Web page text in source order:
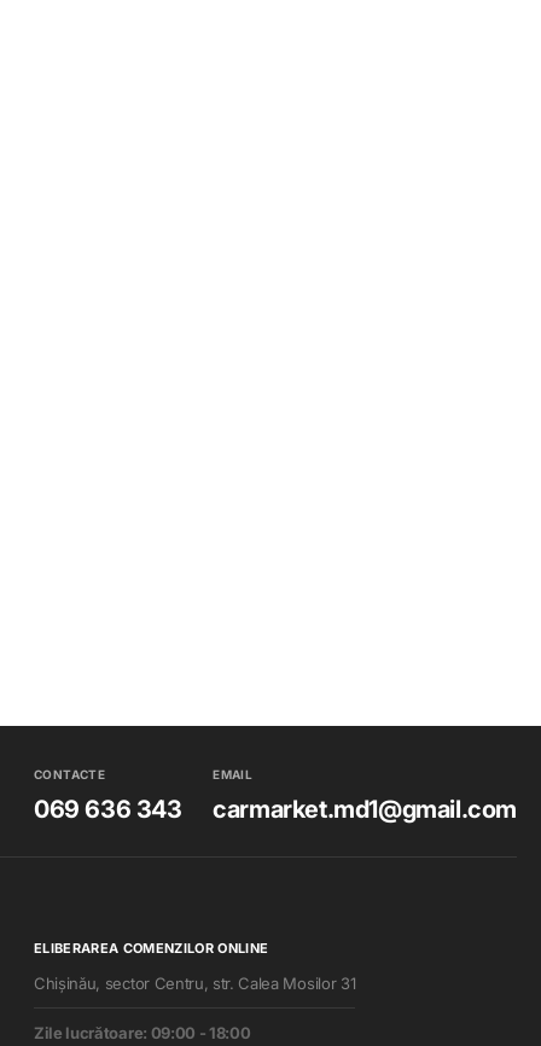
CONTACTE
069 636 343
EMAIL
carmarket.md1@gmail.com
ELIBERAREA COMENZILOR ONLINE
Chișinău, sector Centru, str. Calea Mosilor 31
Zile lucrătoare: 09:00 - 18:00